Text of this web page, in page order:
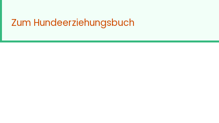
Zum Hundeerziehungsbuch